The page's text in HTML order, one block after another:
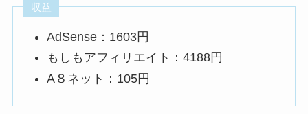
収益
AdSense：1603円
もしもアフィリエイト：4188円
A８ネット：105円